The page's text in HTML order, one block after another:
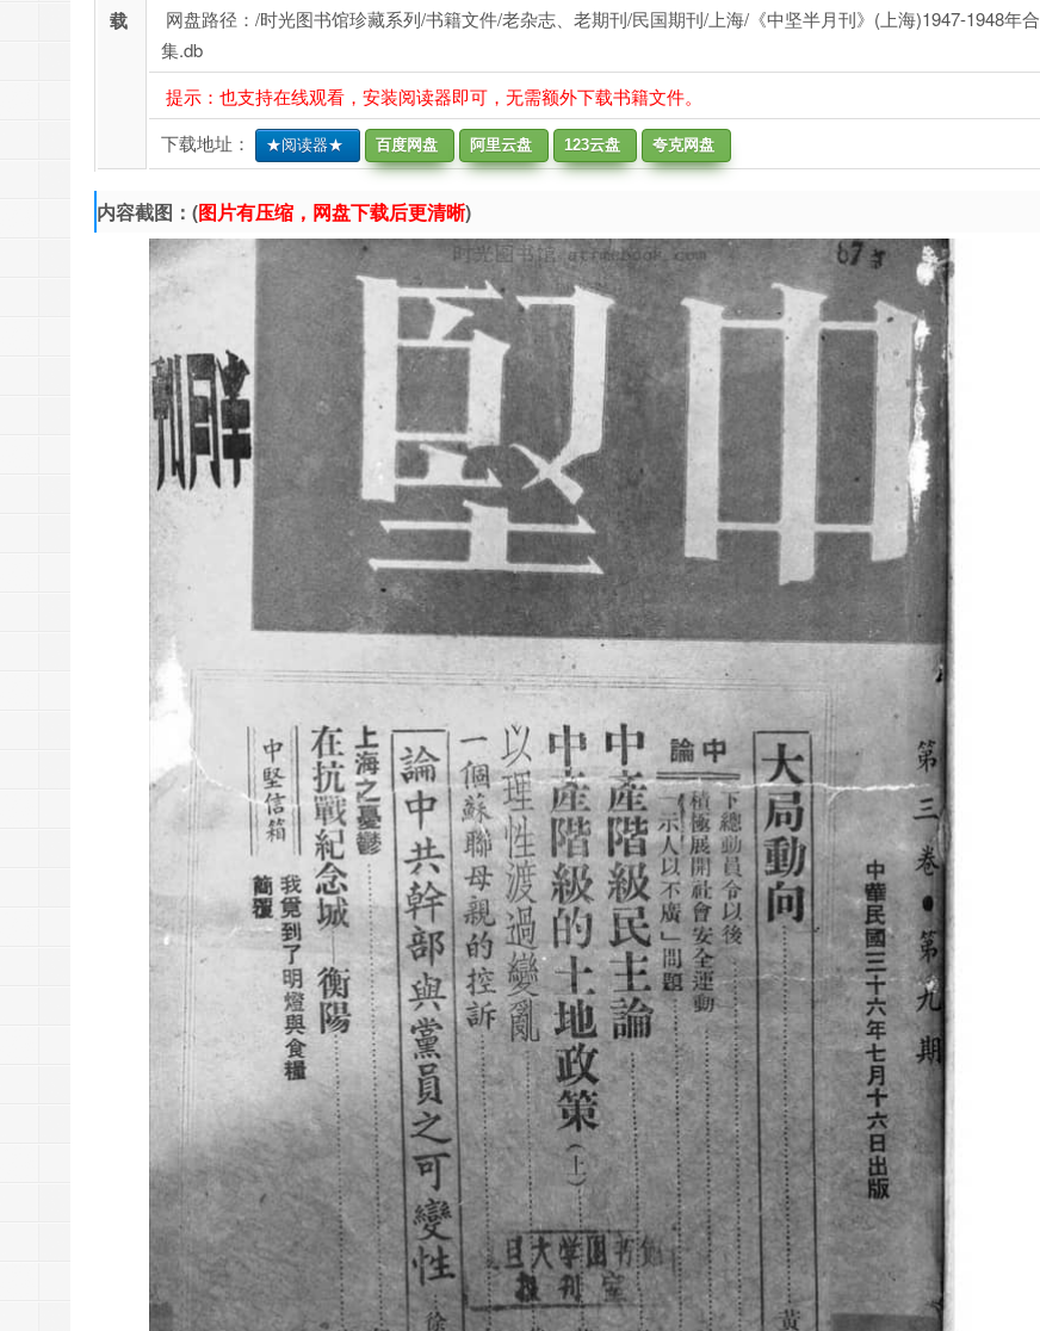
载
网盘路径：/时光图书馆珍藏系列/书籍文件/老杂志、老期刊/民国期刊/上海/《中坚半月刊》(上海)1947-1948年合
集.db
提示：也支持在线观看，安装阅读器即可，无需额外下载书籍文件。
下载地址：
★阅读器★ 百度网盘 阿里云盘 123云盘 夸克网盘
内容截图：(图片有压缩，网盘下载后更清晰)